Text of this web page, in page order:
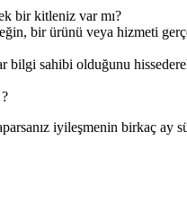
bir kitleniz var mı?
bir ürünü veya hizmeti
sahibi olduğunu
iyileşmenin birkaç ay